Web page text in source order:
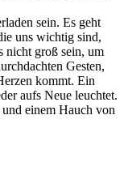
sein. Es geht
uns wichtig sind,
nicht groß sein, um
Gesten,
kommt. Ein
aufs Neue leuchtet.
einem Hauch von